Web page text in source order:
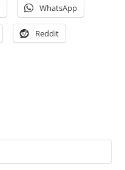
WhatsApp
Reddit